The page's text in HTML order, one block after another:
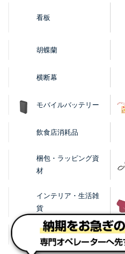
看板
胡蝶蘭
横断幕
モバイルバッテリー
飲食店消耗品
梱包・ラッピング資
材
インテリア・生活雑
貨
レイングッズ